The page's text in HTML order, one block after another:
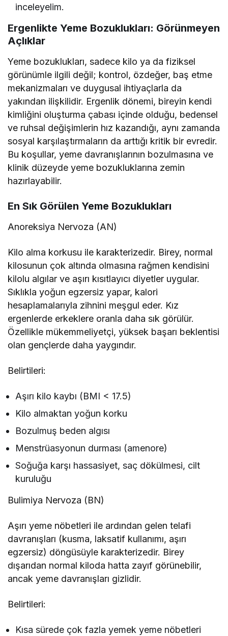
inceleyelim.
Ergenlikte Yeme Bozuklukları: Görünmeyen
Açlıklar
Yeme bozuklukları, sadece kilo ya da fiziksel
görünümle ilgili değil; kontrol, özdeğer, baş etme
mekanizmaları ve duygusal ihtiyaçlarla da
yakından ilişkilidir. Ergenlik dönemi, bireyin kendi
kimliğini oluşturma çabası içinde olduğu, bedensel
ve ruhsal değişimlerin hız kazandığı, aynı zamanda
sosyal karşılaştırmaların da arttığı kritik bir evredir.
Bu koşullar, yeme davranışlarının bozulmasına ve
klinik düzeyde yeme bozukluklarına zemin
hazırlayabilir.
En Sık Görülen Yeme Bozuklukları
Anoreksiya Nervoza (AN)
Kilo alma korkusu ile karakterizedir. Birey, normal
kilosunun çok altında olmasına rağmen kendisini
kilolu algılar ve aşırı kısıtlayıcı diyetler uygular.
Sıklıkla yoğun egzersiz yapar, kalori
hesaplamalarıyla zihnini meşgul eder. Kız
ergenlerde erkeklere oranla daha sık görülür.
Özellikle mükemmeliyetçi, yüksek başarı beklentisi
olan gençlerde daha yaygındır.
Belirtileri:
Aşırı kilo kaybı (BMI < 17.5)
Kilo almaktan yoğun korku
Bozulmuş beden algısı
Menstrüasyonun durması (amenore)
Soğuğa karşı hassasiyet, saç dökülmesi, cilt
kuruluğu
Bulimiya Nervoza (BN)
Aşırı yeme nöbetleri ile ardından gelen telafi
davranışları (kusma, laksatif kullanımı, aşırı
egzersiz) döngüsüyle karakterizedir. Birey
dışarıdan normal kiloda hatta zayıf görünebilir,
ancak yeme davranışları gizlidir.
Belirtileri:
Kısa sürede çok fazla yemek yeme nöbetleri